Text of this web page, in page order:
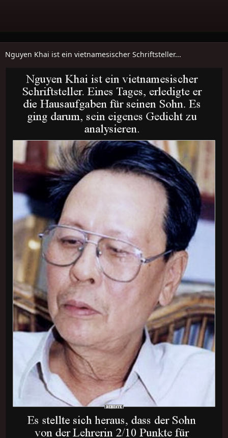
Nguyen Khai ist ein vietnamesischer Schriftsteller...